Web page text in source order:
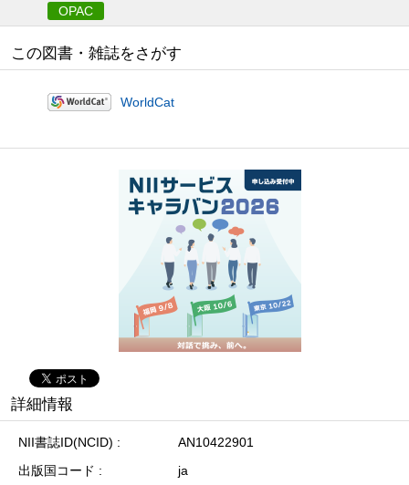
OPAC
この図書・雑誌をさがす
WorldCat
詳細情報
NII書誌ID(NCID)
AN10422901
出版国コード
ja